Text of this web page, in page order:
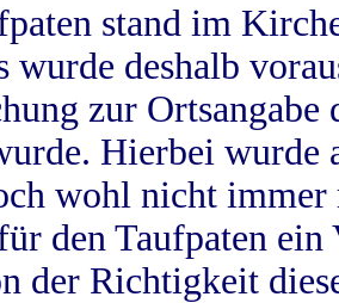
stand im
wurde deshalb
zur
Hierbei wurde
wohl nicht
den Taufpaten
der Richtigkeit